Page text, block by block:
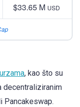
$33.65 M USD
, kao što su
decentraliziranim
Pancakeswap.